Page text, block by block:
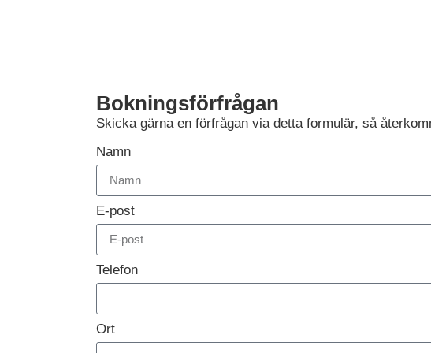
Bokningsförfrågan
Skicka gärna en förfrågan via detta formulär, så
Namn
E-post
Telefon
Ort